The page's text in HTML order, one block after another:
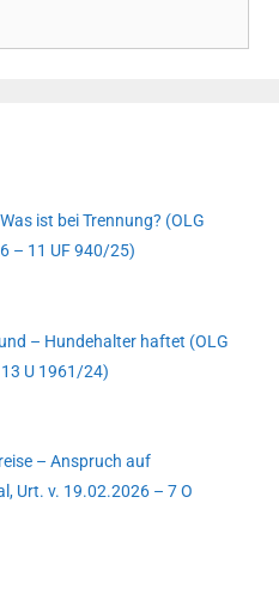
ist bei Trennung? (OLG
– 11 UF 940/25)
– Hundehalter haftet (OLG
U 1961/24)
– Anspruch auf
Urt. v. 19.02.2026 – 7 O